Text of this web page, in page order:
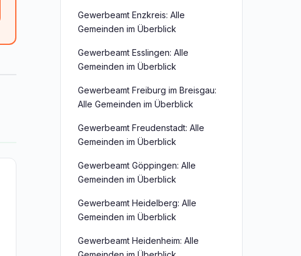
Gewerbeamt Enzkreis: Alle
Gemeinden im Überblick
Gewerbeamt Esslingen: Alle
Gemeinden im Überblick
Gewerbeamt Freiburg im Breisgau:
Alle Gemeinden im Überblick
Gewerbeamt Freudenstadt: Alle
Gemeinden im Überblick
Gewerbeamt Göppingen: Alle
Gemeinden im Überblick
Gewerbeamt Heidelberg: Alle
Gemeinden im Überblick
Gewerbeamt Heidenheim: Alle